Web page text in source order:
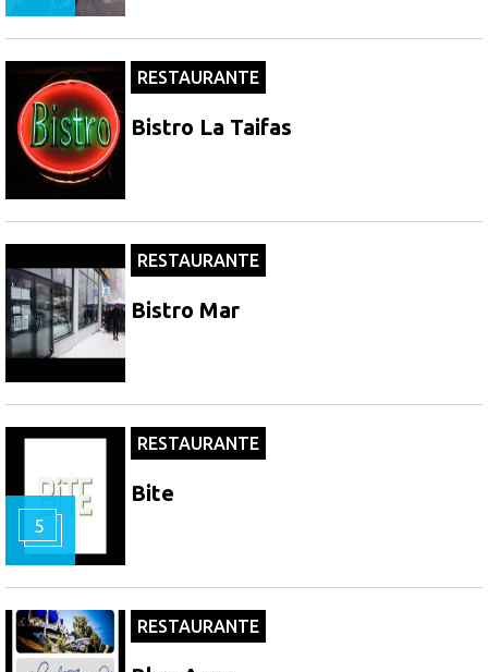
RESTAURANTE
Bistro La Taifas
RESTAURANTE
Bistro Mar
5
RESTAURANTE
Bite
RESTAURANTE